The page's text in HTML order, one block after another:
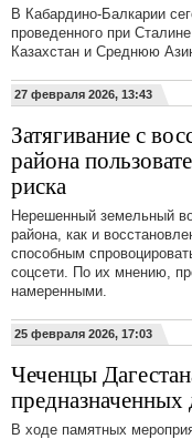
В Кабардино-Балкарии
проведенного при
Казахстан и Среднюю
27 февраля 2026, 13:43
Затягивание с
района
риска
Нерешенный земельный
района, как и
способным
соцсети. По их мнению,
намеренными.
25 февраля 2026, 17:03
Чеченцы
предназначенных
В ходе памятных